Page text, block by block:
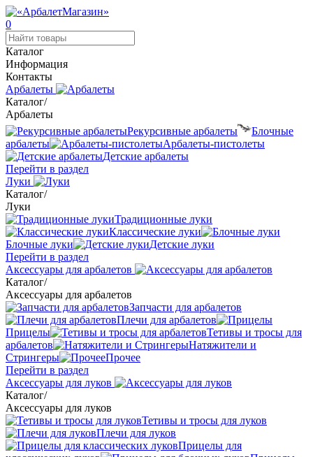
0
Каталог
Информация
Контакты
Арбалеты
Каталог/
Арбалеты
Рекурсивные арбалеты
Блочные
арбалеты
Арбалеты-пистолеты
Детские арбалеты
Перейти в раздел
Луки
Каталог/
Луки
Традиционные луки
Классические луки
Блочные луки
Детские луки
Перейти в раздел
Аксессуары для арбалетов
Каталог/
Аксессуары для арбалетов
Запчасти для арбалетов
Плечи для арбалетов
Прицелы
Тетивы и тросы для
арбалетов
Натяжители и
Стрингеры
Прочее
Перейти в раздел
Аксессуары для луков
Каталог/
Аксессуары для луков
Тетивы и тросы для луков
Плечи для луков
Прицелы для